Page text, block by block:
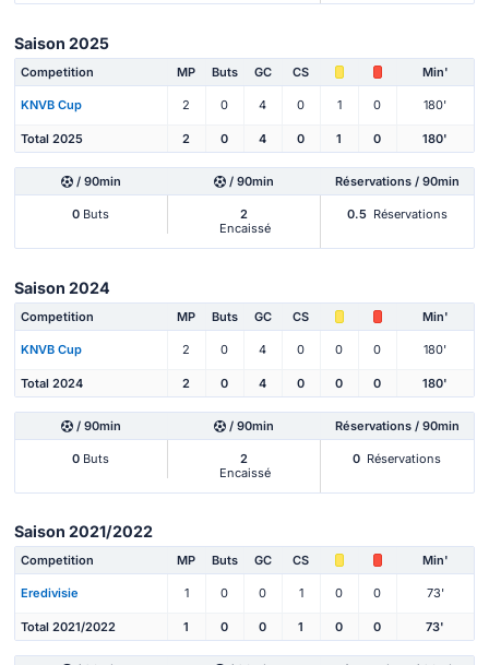
Saison 2025
Competition MP Buts GC CS Min'
KNVB Cup 2 0 4 0 1 0 180'
Total 2025 2 0 4 0 1 0 180'
/ 90min / 90min Réservations / 90min
0 Buts
2
Encaissé
0.5 Réservations
Saison 2024
Competition MP Buts GC CS Min'
KNVB Cup 2 0 4 0 0 0 180'
Total 2024 2 0 4 0 0 0 180'
/ 90min / 90min Réservations / 90min
0 Buts
2
Encaissé
0 Réservations
Saison 2021/2022
Competition MP Buts GC CS Min'
Eredivisie 1 0 0 1 0 0 73'
Total 2021/2022 1 0 0 1 0 0 73'